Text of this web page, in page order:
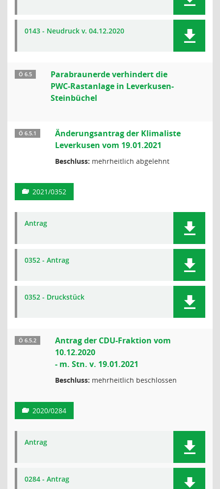
0143 - Neudruck v. 04.12.2020
Ö 6.5
Parabraunerde verhindert die
PWC-Rastanlage in Leverkusen-
Steinbüchel
Ö 6.5.1
Änderungsantrag der Klimaliste
Leverkusen vom 19.01.2021
Beschluss: mehrheitlich abgelehnt
2021/0352
Antrag
0352 - Antrag
0352 - Druckstück
Ö 6.5.2
Antrag der CDU-Fraktion vom
10.12.2020
- m. Stn. v. 19.01.2021
Beschluss: mehrheitlich beschlossen
2020/0284
Antrag
0284 - Antrag